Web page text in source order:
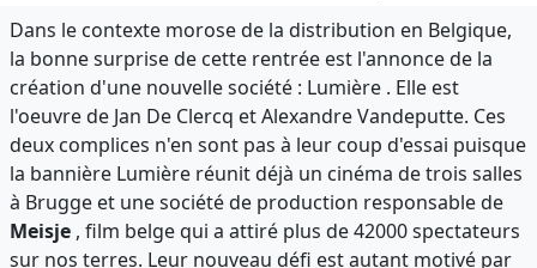
Dans le contexte morose de la distribution en Belgique,
la bonne surprise de cette rentrée est l'annonce de la
création d'une nouvelle société : Lumière . Elle est
l'oeuvre de Jan De Clercq et Alexandre Vandeputte. Ces
deux complices n'en sont pas à leur coup d'essai puisque
la bannière Lumière réunit déjà un cinéma de trois salles
à Brugge et une société de production responsable de
Meisje , film belge qui a attiré plus de 42000 spectateurs
sur nos terres. Leur nouveau défi est autant motivé par